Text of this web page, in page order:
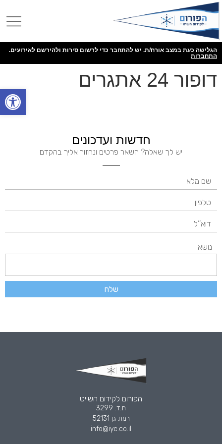
הגלישה כעת במצב אורח/ת. יש להתחבר כדי לרשום סירות ולהירשם לאירועים.
התחברות
דופור 24 אתגרים
חדשות ועדכונים
יש לך שאלה? השאר פרטים ונחזור אליך בהקדם
נושא
שלח
הפורום לקידום השייט
ת.ד. 3299
רמת גן 52131
info@iyc.co.il